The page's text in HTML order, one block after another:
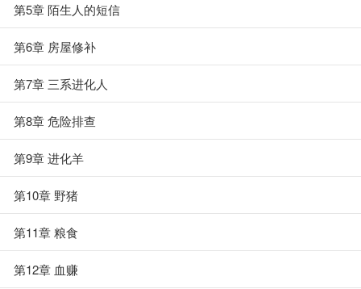
第5章 陌生人的短信
第6章 房屋修补
第7章 三系进化人
第8章 危险排查
第9章 进化羊
第10章 野猪
第11章 粮食
第12章 血赚